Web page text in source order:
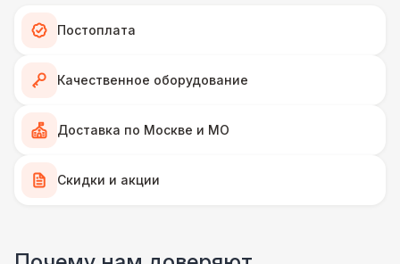
Аниматор
Менеджер проекта
БАРЬЕР БЕЗОПАСНОСТИ
Серебряный (1,7 х 0,8 х 0,6)
Постоплата
Качественное оборудование
Доставка по Москве и МО
Скидки и акции